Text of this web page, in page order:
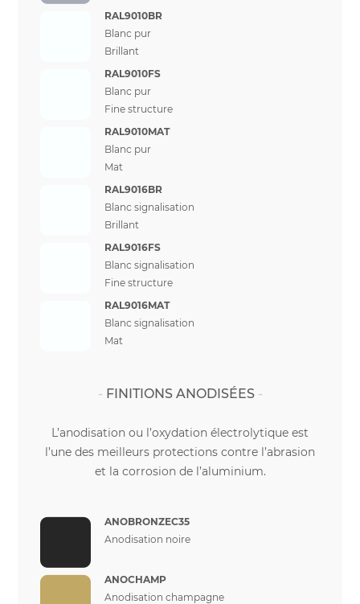
RAL9010BR
Blanc pur
Brillant
RAL9010FS
Blanc pur
Fine structure
RAL9010MAT
Blanc pur
Mat
RAL9016BR
Blanc signalisation
Brillant
RAL9016FS
Blanc signalisation
Fine structure
RAL9016MAT
Blanc signalisation
Mat
FINITIONS ANODISÉES
L’anodisation ou l’oxydation électrolytique est
l’une des meilleurs protections contre l’abrasion
et la corrosion de l’aluminium.
ANOBRONZEC35
Anodisation noire
ANOCHAMP
Anodisation champagne